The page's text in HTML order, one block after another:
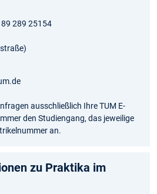
289 25154
ausschließlich Ihre TUM E-
den Studiengang, das jeweilige
an.
zu Praktika im